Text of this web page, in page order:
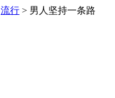
流行 > 男人坚持一条路